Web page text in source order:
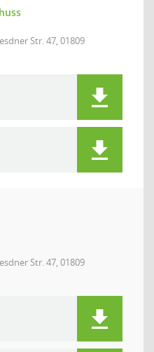
Str. 47, 01809
Str. 47, 01809